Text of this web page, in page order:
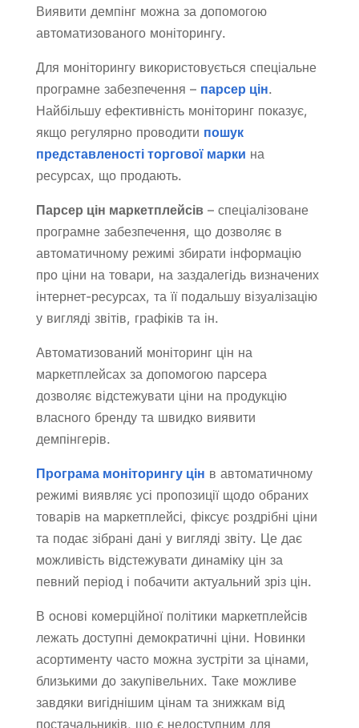
Виявити демпінг можна за допомогою
автоматизованого моніторингу.
Для моніторингу використовується спеціальне
програмне забезпечення – парсер цін.
Найбільшу ефективність моніторинг показує,
якщо регулярно проводити пошук
представленості торгової марки на
ресурсах, що продають.
Парсер цін маркетплейсів– спеціалізоване
програмне забезпечення, що дозволяє в
автоматичному режимі збирати інформацію
про ціни на товари, на заздалегідь визначених
інтернет-ресурсах, та її подальшу візуалізацію
у вигляді звітів, графіків та ін.
Автоматизований моніторинг цін на
маркетплейсах за допомогою парсера
дозволяє відстежувати ціни на продукцію
власного бренду та швидко виявити
демпінгерів.
Програма моніторингу цін в автоматичному
режимі виявляє усі пропозиції щодо обраних
товарів на маркетплейсі, фіксує роздрібні ціни
та подає зібрані дані у вигляді звіту. Це дає
можливість відстежувати динаміку цін за
певний період і побачити актуальний зріз цін.
В основі комерційної політики маркетплейсів
лежать доступні демократичні ціни. Новинки
асортименту часто можна зустріти за цінами,
близькими до закупівельних. Таке можливе
завдяки вигіднішим цінам та знижкам від
постачальників, що є недоступним для